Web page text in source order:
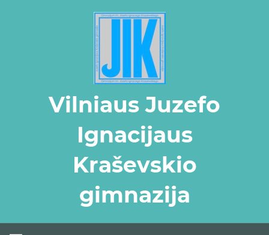
Vilniaus Juzefo
Ignacijaus
Kraševskio
gimnazija